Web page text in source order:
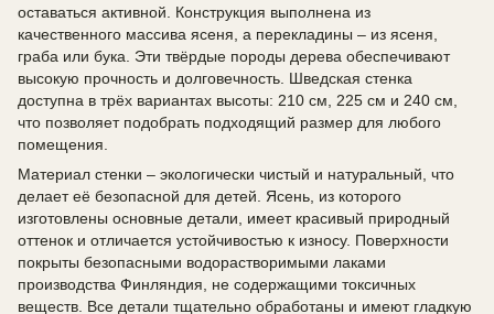
оставаться активной. Конструкция выполнена из
качественного массива ясеня, а перекладины – из ясеня,
граба или бука. Эти твёрдые породы дерева обеспечивают
высокую прочность и долговечность. Шведская стенка
доступна в трёх вариантах высоты: 210 см, 225 см и 240 см,
что позволяет подобрать подходящий размер для любого
помещения.
Материал стенки – экологически чистый и натуральный, что
делает её безопасной для детей. Ясень, из которого
изготовлены основные детали, имеет красивый природный
оттенок и отличается устойчивостью к износу. Поверхности
покрыты безопасными водорастворимыми лаками
производства Финляндия, не содержащими токсичных
веществ. Все детали тщательно обработаны и имеют гладкую